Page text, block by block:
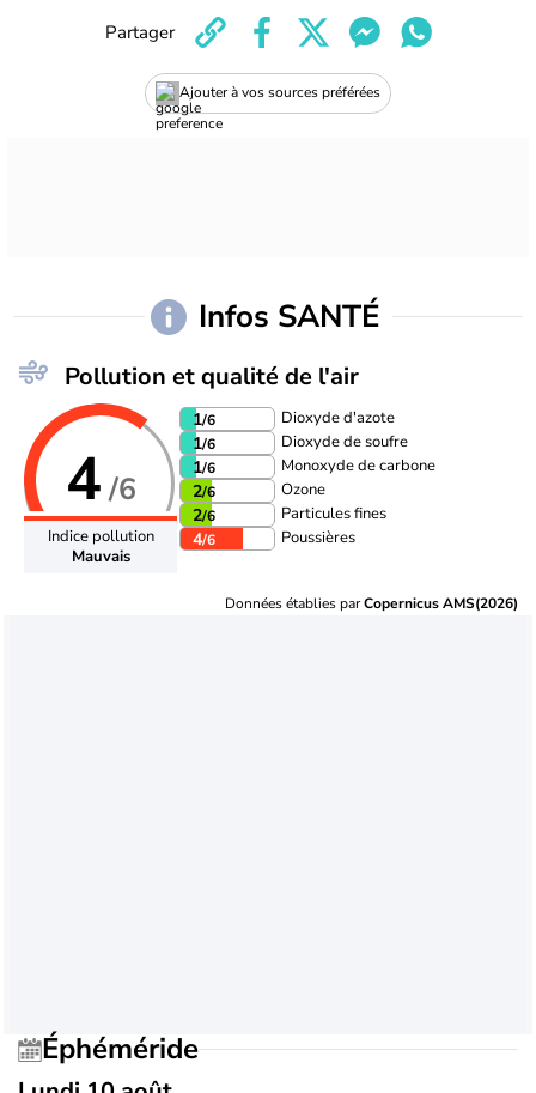
Ajouter à vos sources préférées
Partager
Infos SANTÉ
Pollution et qualité de l'air
4/6
Indice pollution
Mauvais
1/6 Dioxyde d'azote
1/6 Dioxyde de soufre
1/6 Monoxyde de carbone
2/6 Ozone
2/6 Particules fines
4/6 Poussières
Données établies parCopernicus AMS(2026)
Éphéméride